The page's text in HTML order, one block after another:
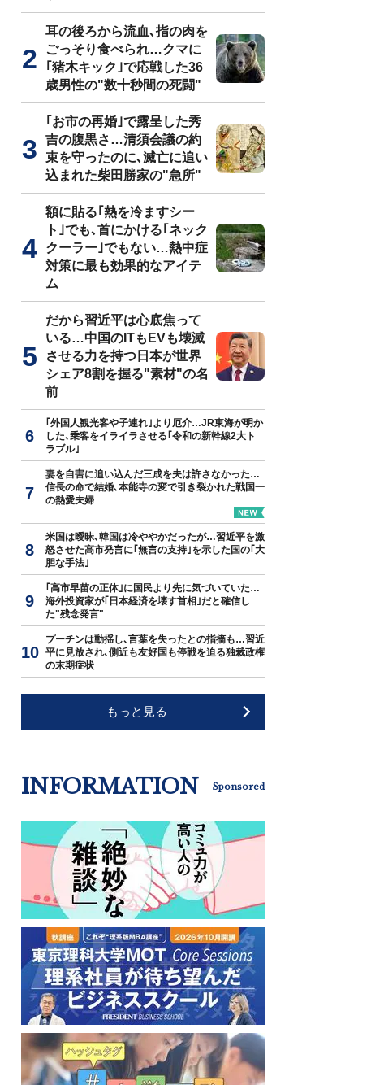
耳の後ろから流血､指の肉を
ごっそり食べられ…クマに
｢猪木キック｣で応戦した36
歳男性の"数十秒間の死闘"
｢お市の再婚｣で露呈した秀
吉の腹黒さ…清須会議の約
束を守ったのに､滅亡に追い
込まれた柴田勝家の"急所"
額に貼る｢熱を冷ますシー
ト｣でも､首にかける｢ネック
クーラー｣でもない…熱中症
対策に最も効果的なアイテ
ム
だから習近平は心底焦って
いる…中国のITもEVも壊滅
させる力を持つ日本が世界
シェア8割を握る"素材"の名
前
｢外国人観光客や子連れ｣より厄介…JR東海が明か
した､乗客をイライラさせる｢令和の新幹線2大ト
ラブル｣
妻を自害に追い込んだ三成を夫は許さなかった…
信長の命で結婚､本能寺の変で引き裂かれた戦国一
の熱愛夫婦
米国は曖昧､韓国は冷ややかだったが…習近平を激
怒させた高市発言に｢無言の支持｣を示した国の｢大
胆な手法｣
｢高市早苗の正体｣に国民より先に気づいていた…
海外投資家が｢日本経済を壊す首相｣だと確信し
た"残念発言"
プーチンは動揺し､言葉を失ったとの指摘も…習近
平に見放され､側近も友好国も停戦を迫る独裁政権
の末期症状
もっと見る
INFORMATION Sponsored